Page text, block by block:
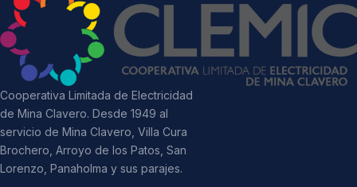
Cooperativa Limitada de Electricidad
de Mina Clavero. Desde 1949 al
servicio de Mina Clavero, Villa Cura
Brochero, Arroyo de los Patos, San
Lorenzo, Panaholma y sus parajes.